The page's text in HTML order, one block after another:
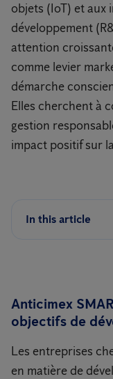
objets (IoT) et aux
développement
attention
comme levier
démarche
Elles cherchent à
gestion
impact positif sur
In this article
Anticimex
objectifs de
Les entreprises
en matière de